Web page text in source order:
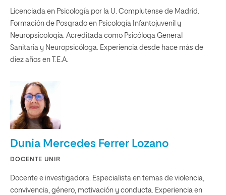
Licenciada en Psicología por la U. Complutense de Madrid.
Formación de Posgrado en Psicología Infantojuvenil y
Neuropsicología. Acreditada como Psicóloga General
Sanitaria y Neuropsicóloga. Experiencia desde hace más de
diez años en T.E.A.
Dunia Mercedes Ferrer Lozano
DOCENTE UNIR
Docente e investigadora. Especialista en temas de violencia,
convivencia, género, motivación y conducta. Experiencia en